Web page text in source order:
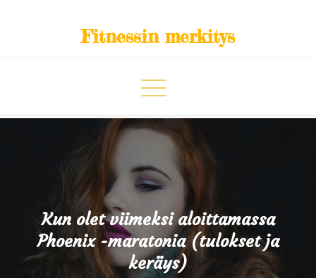
Fitnessin merkitys
Kun olet viimeksi aloittamassa
Phoenix -maratonia (tulokset ja
keräys)